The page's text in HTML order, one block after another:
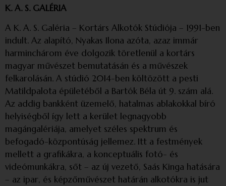
K. A. S. GALÉRIA
A K. A. S. Galéria – Kortárs Alkotók Stúdiója – 1991-ben
indult. Az alapító, Nyakas Ilona azóta, azaz immár
harminchárom éve dolgozik töretlenül a kortárs
magyar művészet bemutatásán és a művészek
felkarolásán. A stúdió 2014-ben költözött a pesti
Matildpalota épületéből a Bartók Béla út 9. szám alá.
Az addig bankként üzemelő, hatalmas ablakokkal bíró
helyiségből így lett a kerület legnagyobb
magángalériája, amelyet széles spektrum és
befogadó-központúság jellemez. Itt a festmények
mellett a grafikákra, a konceptuális fotó- és
videómunkákra, sőt – az új vezető, Saás Kinga hatására
– az ipar, és képzőművészet határán alkotókra is jut